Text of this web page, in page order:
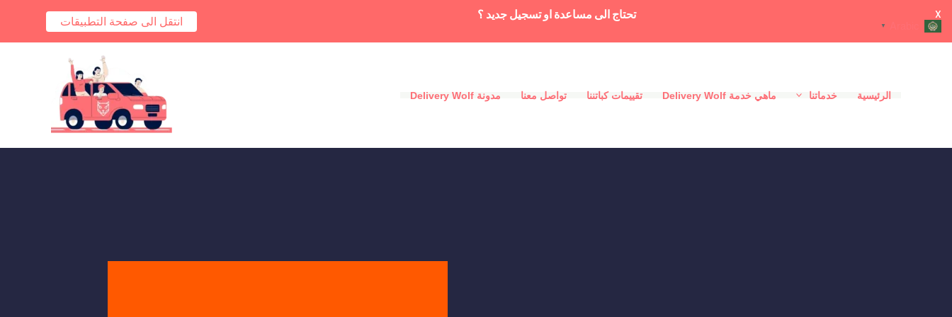
الرئيسية خدماتنا ماهي خدمة Delivery Wolf تقييمات كباتننا تواصل معنا مدونة Delivery Wolf
▼
تحتاج الى مساعدة او تسجيل جديد ؟ انتقل الى صفحة التطبيقات X